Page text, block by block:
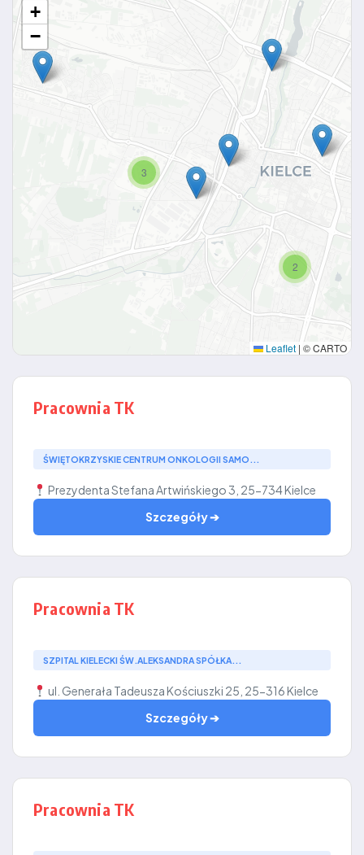
3
2
+
−
Leaflet | © CARTO
Pracownia TK
ŚWIĘTOKRZYSKIE CENTRUM ONKOLOGII SAMO...
Prezydenta Stefana Artwińskiego 3, 25-734 Kielce
Szczegóły ➔
Pracownia TK
SZPITAL KIELECKI ŚW.ALEKSANDRA SPÓŁKA...
ul. Generała Tadeusza Kościuszki 25, 25-316 Kielce
Szczegóły ➔
Pracownia TK